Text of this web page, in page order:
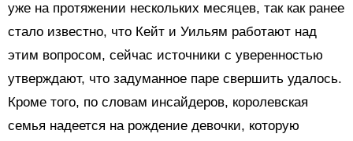
уже на протяжении нескольких месяцев, так как ранее
стало известно, что Кейт и Уильям работают над
этим вопросом, сейчас источники с уверенностью
утверждают, что задуманное паре свершить удалось.
Кроме того, по словам инсайдеров, королевская
семья надеется на рождение девочки, которую